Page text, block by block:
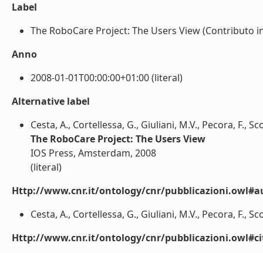
Label
The RoboCare Project: The Users View
Anno
2008-01-01T00:00:00+01:00 (literal)
Alternative label
Cesta, A., Cortellessa, G., Giuliani, M.V., Pecora, F.,
The RoboCare Project: The Users View
IOS Press, Amsterdam, 2008
(literal)
Http://www.cnr.it/ontology/cnr/
Cesta, A., Cortellessa, G., Giuliani, M.V., Pecora, F.,
Http://www.cnr.it/ontology/cnr/